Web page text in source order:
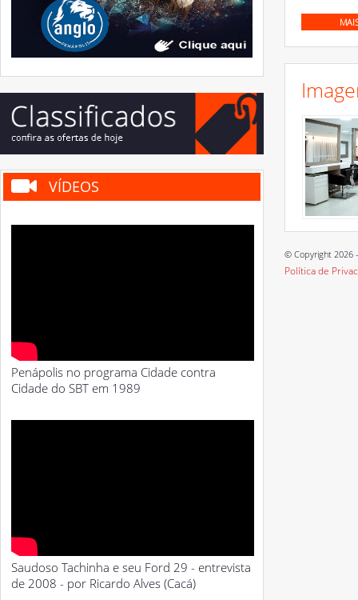
VÍDEOS
Penápolis no programa Cidade contra
Cidade do SBT em 1989
Saudoso Tachinha e seu Ford 29 - entrevista
de 2008 - por Ricardo Alves (Cacá)
© Copyright 2026
Política de